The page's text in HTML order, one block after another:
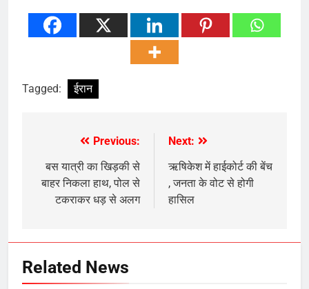
Tagged: ईरान
navigation
Previous:
बस यात्री का खिड़की से
बाहर निकला हाथ, पोल से
टकराकर धड़ से अलग
Next:
ऋषिकेश में हाईकोर्ट की बेंच
, जनता के वोट से होगी
हासिल
Related News